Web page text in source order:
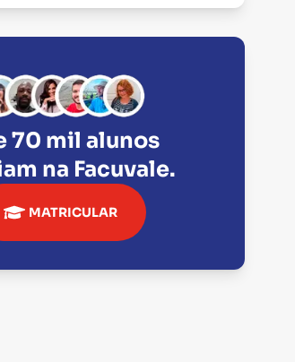
70 mil alunos
na Facuvale.
MATRICULAR